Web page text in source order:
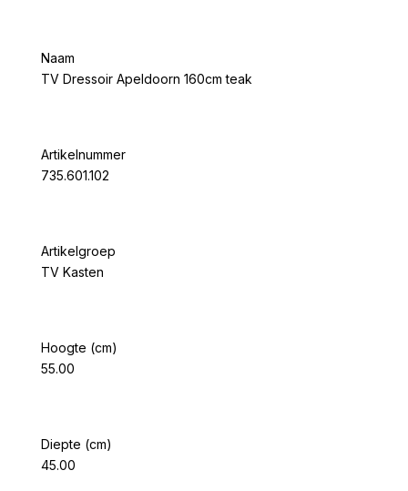
Naam
TV Dressoir Apeldoorn 160cm teak
Artikelnummer
735.601.102
Artikelgroep
TV Kasten
Hoogte (cm)
55.00
Diepte (cm)
45.00